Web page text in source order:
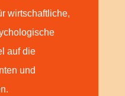
wirtschaftliche,
auf die
und